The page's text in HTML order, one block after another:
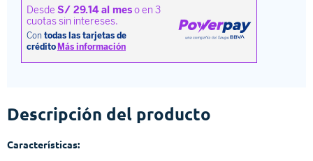
Descripción del producto
Características: